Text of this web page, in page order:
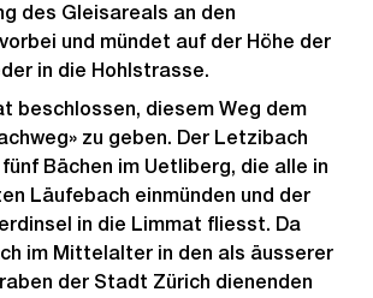
des Gleisareals an den
und mündet auf der Höhe der
in die Hohlstrasse.
beschlossen, diesem Weg dem
zu geben. Der Letzibach
Bächen im Uetliberg, die alle in
Läufebach einmünden und der
in die Limmat fliesst. Da
im Mittelalter in den als äusserer
der Stadt Zürich dienenden